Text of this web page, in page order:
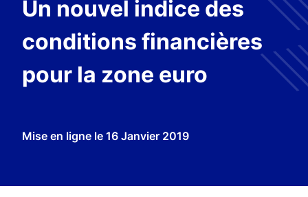
Un nouvel indice des
conditions financières
pour la zone euro
Mise en ligne le 16 Janvier 2019